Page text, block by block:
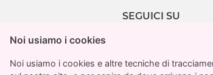
Noi usiamo i cookies
Noi usiamo i cookies e altre tecniche di
Noi usiamo i cookies
Noi usiamo i cookies e altre tecniche di
SEGUICI SU